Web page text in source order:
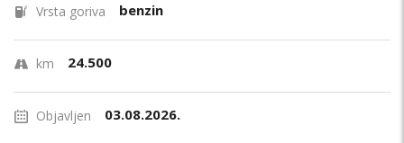
Vrsta goriva benzin
km 24.500
Objavljen 03.08.2026.